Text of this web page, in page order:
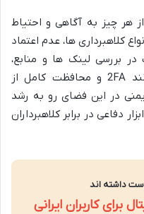
هر چیز به آگاهی و احتیاط
کلاهبرداری ها، عدم اعتماد
بررسی لینک ها و منابع،
استفاده از پروتکل های امنیتی مانند 2FA و محافظت کامل از
در این فضای رو به رشد
دفاعی در برابر کلاهبرداران
داشته اند
برای کاربران ایرانی